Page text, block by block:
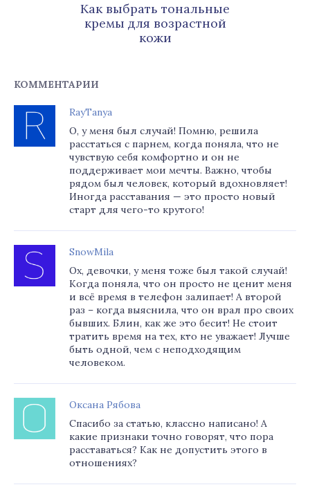
Как выбрать тональные
кремы для возрастной
кожи
КОММЕНТАРИИ
RayTanya
О, у меня был случай! Помню, решила
расстаться с парнем, когда поняла, что не
чувствую себя комфортно и он не
поддерживает мои мечты. Важно, чтобы
рядом был человек, который вдохновляет!
Иногда расставания — это просто новый
старт для чего-то крутого!
SnowMila
Ох, девочки, у меня тоже был такой случай!
Когда поняла, что он просто не ценит меня
и всё время в телефон залипает! А второй
раз – когда выяснила, что он врал про своих
бывших. Блин, как же это бесит! Не стоит
тратить время на тех, кто не уважает! Лучше
быть одной, чем с неподходящим
человеком.
Оксана Рябова
Спасибо за статью, классно написано! А
какие признаки точно говорят, что пора
расставаться? Как не допустить этого в
отношениях?